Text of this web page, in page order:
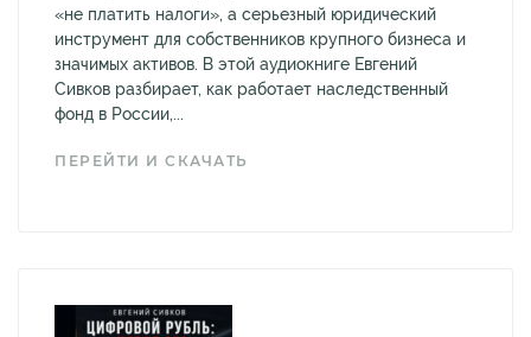
«не платить налоги», а серьезный юридический
инструмент для собственников крупного бизнеса и
значимых активов. В этой аудиокниге Евгений
Сивков разбирает, как работает наследственный
фонд в России,...
ПЕРЕЙТИ И СКАЧАТЬ